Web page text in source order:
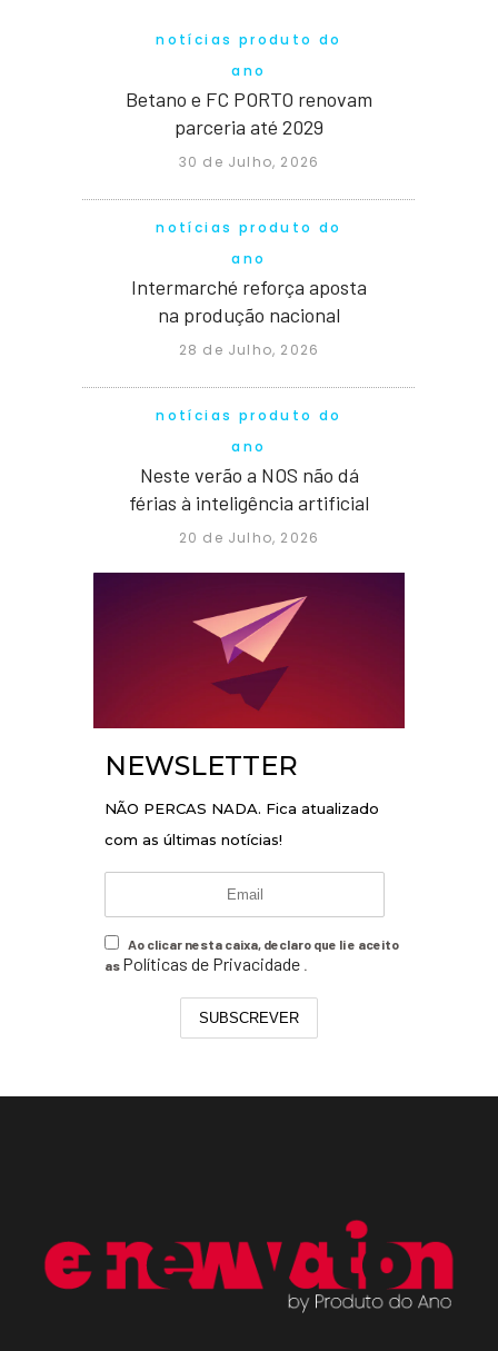
notícias produto do
ano
Betano e FC PORTO renovam
parceria até 2029
30 de Julho, 2026
notícias produto do
ano
Intermarché reforça aposta
na produção nacional
28 de Julho, 2026
notícias produto do
ano
Neste verão a NOS não dá
férias à inteligência artificial
20 de Julho, 2026
NEWSLETTER
NÃO PERCAS NADA. Fica atualizado
com as últimas notícias!
Ao clicar nesta caixa, declaro que li e aceito
as Políticas de Privacidade .
SUBSCREVER